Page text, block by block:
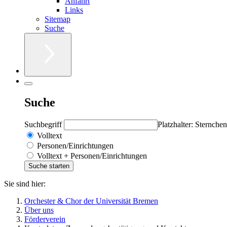
Links
Sitemap
Suche
Suche
Suchbegriff
Platzhalter:
Volltext
Personen/Einrichtungen
Volltext + Personen/Einrichtungen
Sie sind hier:
Orchester & Chor der Universität Bremen
Über uns
Förderverein